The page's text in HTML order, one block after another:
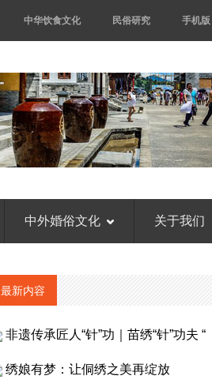
中华饮食文化 民俗研究 手机版
中外婚俗文化 关于我们
最新内容
非遗传承匠人“针”功｜苗绣“针”功夫 “
绣娘有梦：让侗绣之美再绽放